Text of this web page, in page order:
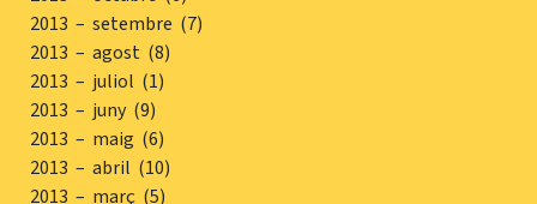
2013 – setembre (7)
2013 – agost (8)
2013 – juliol (1)
2013 – juny (9)
2013 – maig (6)
2013 – abril (10)
2013 – març (5)